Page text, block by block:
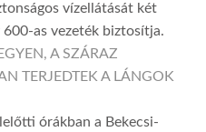
vízellátását két
600-as vezeték biztosítja.
A SZÁRAZ
TERJEDTEK A LÁNGOK
órákban a Bekecsi-